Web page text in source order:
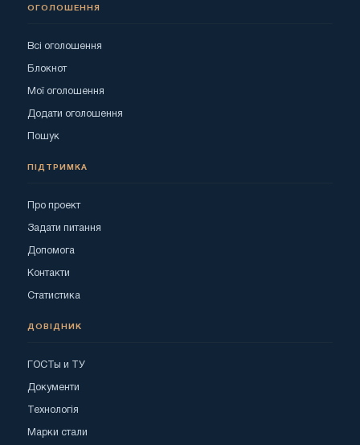
ОГОЛОШЕННЯ
Всі оголошення
Блокнот
Мої оголошення
Додати оголошення
Пошук
ПІДТРИМКА
Про проект
Задати питання
Допомога
Контакти
Статистика
ДОВІДНИК
ГОСТы и ТУ
Документи
Технологія
Марки стали